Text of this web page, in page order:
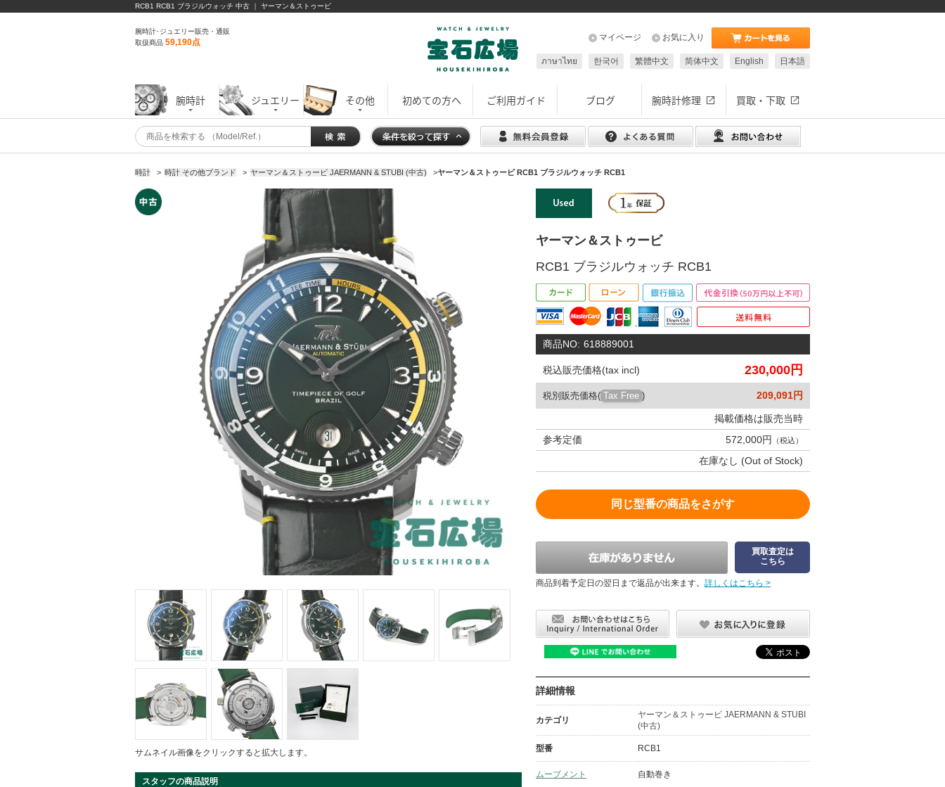
RCB1 RCB1 ブラジルウォッチ 中古 ｜ ヤーマン＆ストゥービ
腕時計･ジュエリー販売・通販
取扱商品 59,190点 お気に入り
マイページ
日本語
English
简体中文
繁體中文
한국어
ภาษาไทย
腕時計 ジュエリー その他 初めての方へ ご利用ガイド ブログ 腕時計修理 買取・下取
時計 > 時計 その他ブランド > ヤーマン＆ストゥービ JAERMANN & STUBI (中古) >ヤーマン＆ストゥービ RCB1 ブラジルウォッチ RCB1
サムネイル画像をクリックすると拡大します。
スタッフの商品説明
ヤーマン＆ストゥービ
RCB1 ブラジルウォッチ RCB1
商品NO: 618889001
税込販売価格(tax incl) 230,000円
税別販売価格( Tax Free ) 209,091円
掲載価格は販売当時
参考定価
572,000円 （税込）
在庫なし (Out of Stock)
同じ型番の商品をさがす
買取査定は
こちら
商品到着予定日の翌日まで返品が出来ます。 詳しくはこちら >
詳細情報
カテゴリ
ヤーマン＆ストゥービ JAERMANN & STUBI
(中古)
型番 RCB1
ムーブメント 自動巻き